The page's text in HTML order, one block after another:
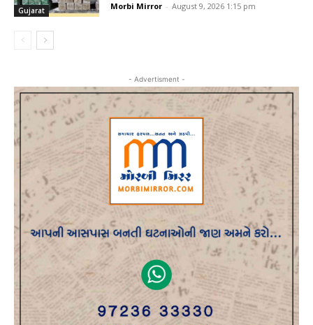
Gujarat Morbi Mirror - August 9, 2026 1:15 pm
- Advertisment -